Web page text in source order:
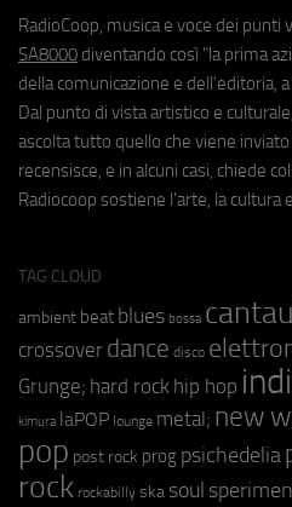
RadioCoop, musica e voce dei punti
SA8000 diventando così "la prima
della comunicazione e dell'editoria,
Dal punto di vista artistico e
ascolta tutto quello che viene
recensisce, e in alcuni casi, chiede
Radiocoop sostiene l'arte, la cultura
TAG CLOUD
ambient beat blues bossa
crossover dance disco
Grunge; hard rock hip hop
kimura laPOP lounge metal; new
pop post rock prog psichedelia
rock rockabilly ska soul